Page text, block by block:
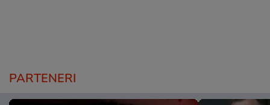
PARTENERI